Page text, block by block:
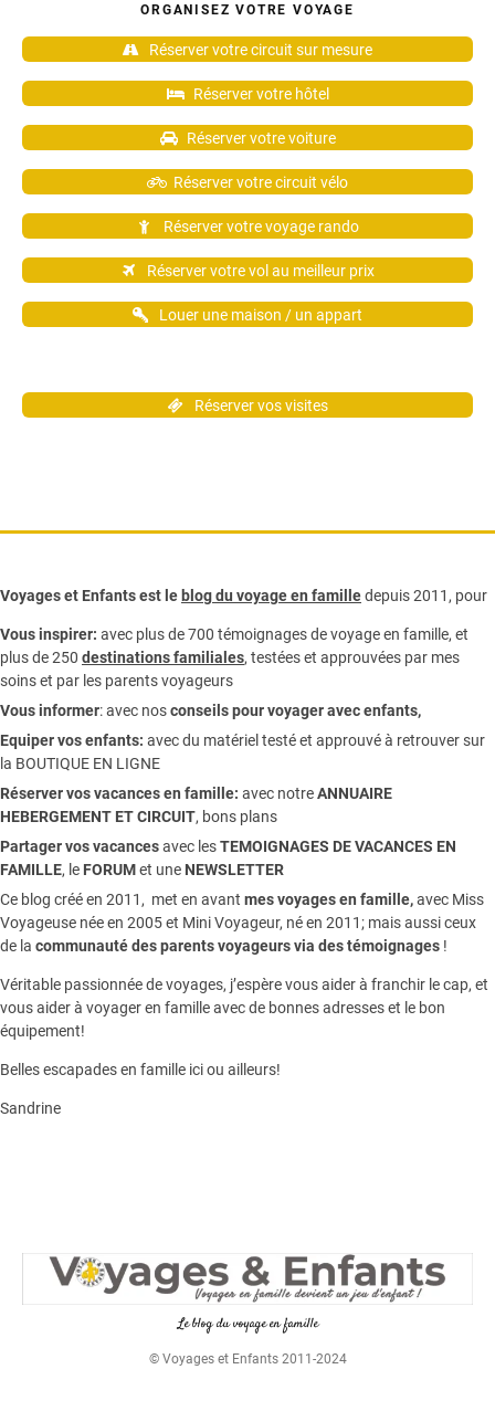
ORGANISEZ VOTRE VOYAGE
Réserver votre circuit sur mesure
Réserver votre hôtel
Réserver votre voiture
Réserver votre circuit vélo
Réserver votre voyage rando
Réserver votre vol au meilleur prix
Louer une maison / un appart
Réserver vos visites
Voyages et Enfants est le blog du voyage en familledepuis 2011, pour
Vous inspirer: avec plus de 700 témoignages devoyage en famille, et
plus de 250 destinations familiales, testées et approuvées par mes
soins et par les parents voyageurs
Vous informer:avec nosconseils pour voyager avec enfants,
Equiper vos enfants: avec du matériel testé et approuvé à retrouver sur
la BOUTIQUE EN LIGNE
Réserver vos vacances en famille: avec notreANNUAIRE
HEBERGEMENT ET CIRCUIT, bons plans
Partager vos vacancesavec lesTEMOIGNAGES DE VACANCES EN
FAMILLE, le FORUMet une NEWSLETTER
Ce blog créé en 2011, met en avant mes voyages en famille,avec Miss
Voyageuse née en 2005 et Mini Voyageur, né en 2011; mais aussi ceux
de la communauté des parents voyageurs via des témoignages !
Véritable passionnée de voyages, j’espère vous aider à franchir le cap, et
vous aider à voyager en famille avec de bonnes adresses et le bon
équipement!
Belles escapades en famille ici ou ailleurs!
Sandrine
Le blog du voyage en famille
© Voyages et Enfants 2011-2024